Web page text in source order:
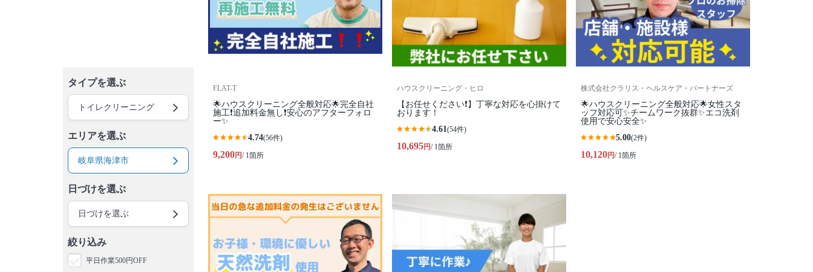
タイプを選ぶ
トイレクリーニング
エリアを選ぶ
岐阜県海津市
日づけを選ぶ
日づけを選ぶ
絞り込み
平日作業500円OFF
FLAT-T
🌟ハウスクリーニング全般対応🌟完全自社
施工❗️追加料金無し❗️安心のアフターフォロ
ー✨
4.74(56件)
9,200円/ 1箇所
ハウスクリーニング・ヒロ
【お任せください❗️】丁寧な対応を心掛けて
おります！
4.61(54件)
10,695円/ 1箇所
株式会社クラリス・ヘルスケア・パートナーズ
🌟ハウスクリーニング全般対応🌟女性スタ
ッフ対応可✨チームワーク抜群✨エコ洗剤
使用で安心安全✨
5.00(2件)
10,120円/ 1箇所